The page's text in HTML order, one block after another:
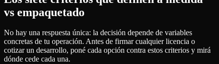
vs empaquetado
No hay una respuesta única: la decisión depende de variables
concretas de tu operación. Antes de firmar cualquier licencia o
cotizar un desarrollo, poné cada opción contra estos criterios y mirá
dónde cede cada una.